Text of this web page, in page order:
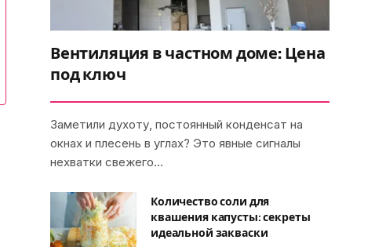
Вентиляция в частном доме: Цена
под ключ
Заметили духоту, постоянный конденсат на
окнах и плесень в углах? Это явные сигналы
нехватки свежего…
Количество соли для
квашения капусты: секреты
идеальной закваски